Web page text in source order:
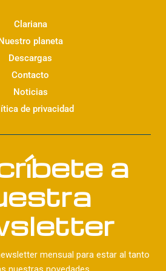
d
n
Clariana
planeta
Descargas
Contacto
Noticias
de privacidad
a
mensual para estar al tanto